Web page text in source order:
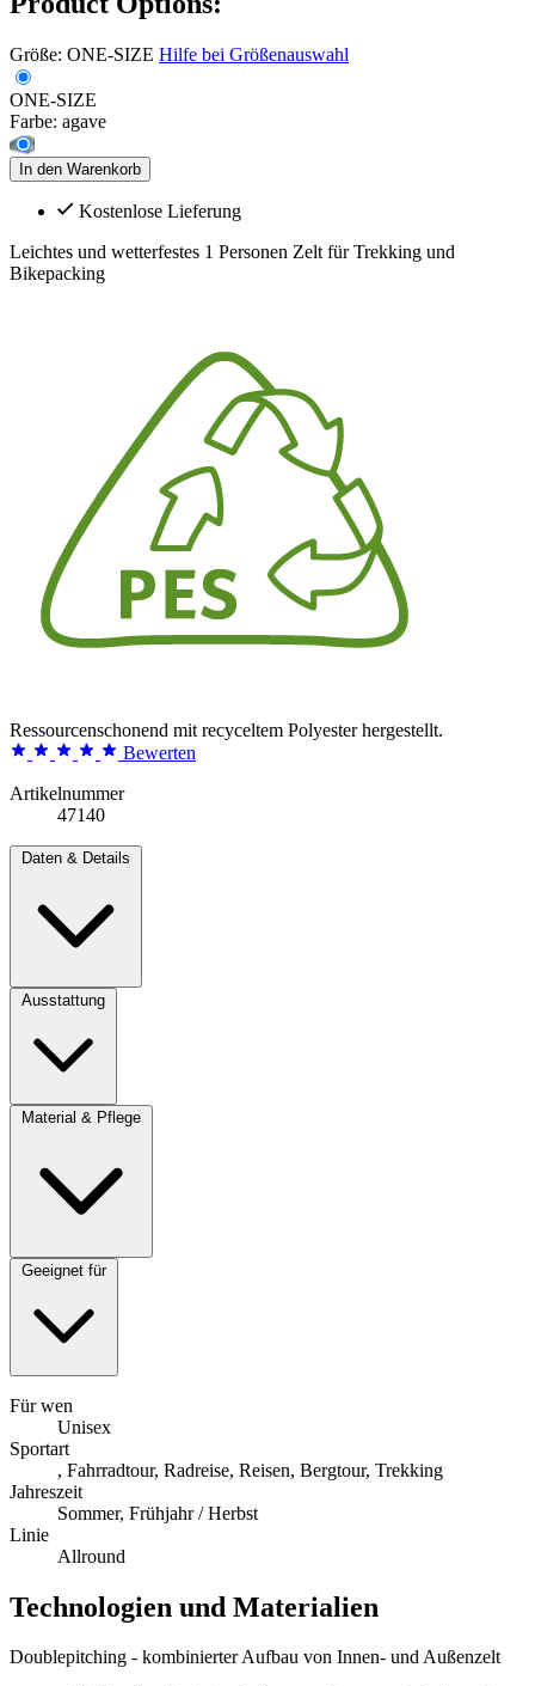
Größe: ONE-SIZE Hilfe bei Größenauswahl
ONE-SIZE
Farbe: agave
In den Warenkorb
Kostenlose Lieferung
Leichtes und wetterfestes 1 Personen Zelt für Trekking und
Bikepacking
Ressourcenschonend mit recyceltem Polyester hergestellt.
Bewerten
Artikelnummer
47140
Daten & Details
Ausstattung
Material & Pflege
Geeignet für
Für wen
Unisex
Sportart
, Fahrradtour, Radreise, Reisen, Bergtour, Trekking
Jahreszeit
Sommer, Frühjahr / Herbst
Linie
Allround
Technologien und Materialien
Doublepitching - kombinierter Aufbau von Innen- und Außenzelt